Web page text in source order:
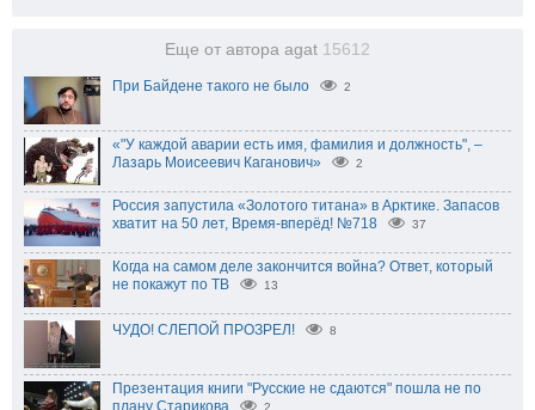
Еще от автора agat 15612
При Байдене такого не было 2
«"У каждой аварии есть имя, фамилия и должность", –
Лазарь Моисеевич Каганович»
2
Россия запустила «Золотого титана» в Арктике. Запасов
хватит на 50 лет, Время-вперёд! №718
37
Когда на самом деле закончится война? Ответ, который
не покажут по ТВ
13
ЧУДО! СЛЕПОЙ ПРОЗРЕЛ! 8
Презентация книги "Русские не сдаются" пошла не по